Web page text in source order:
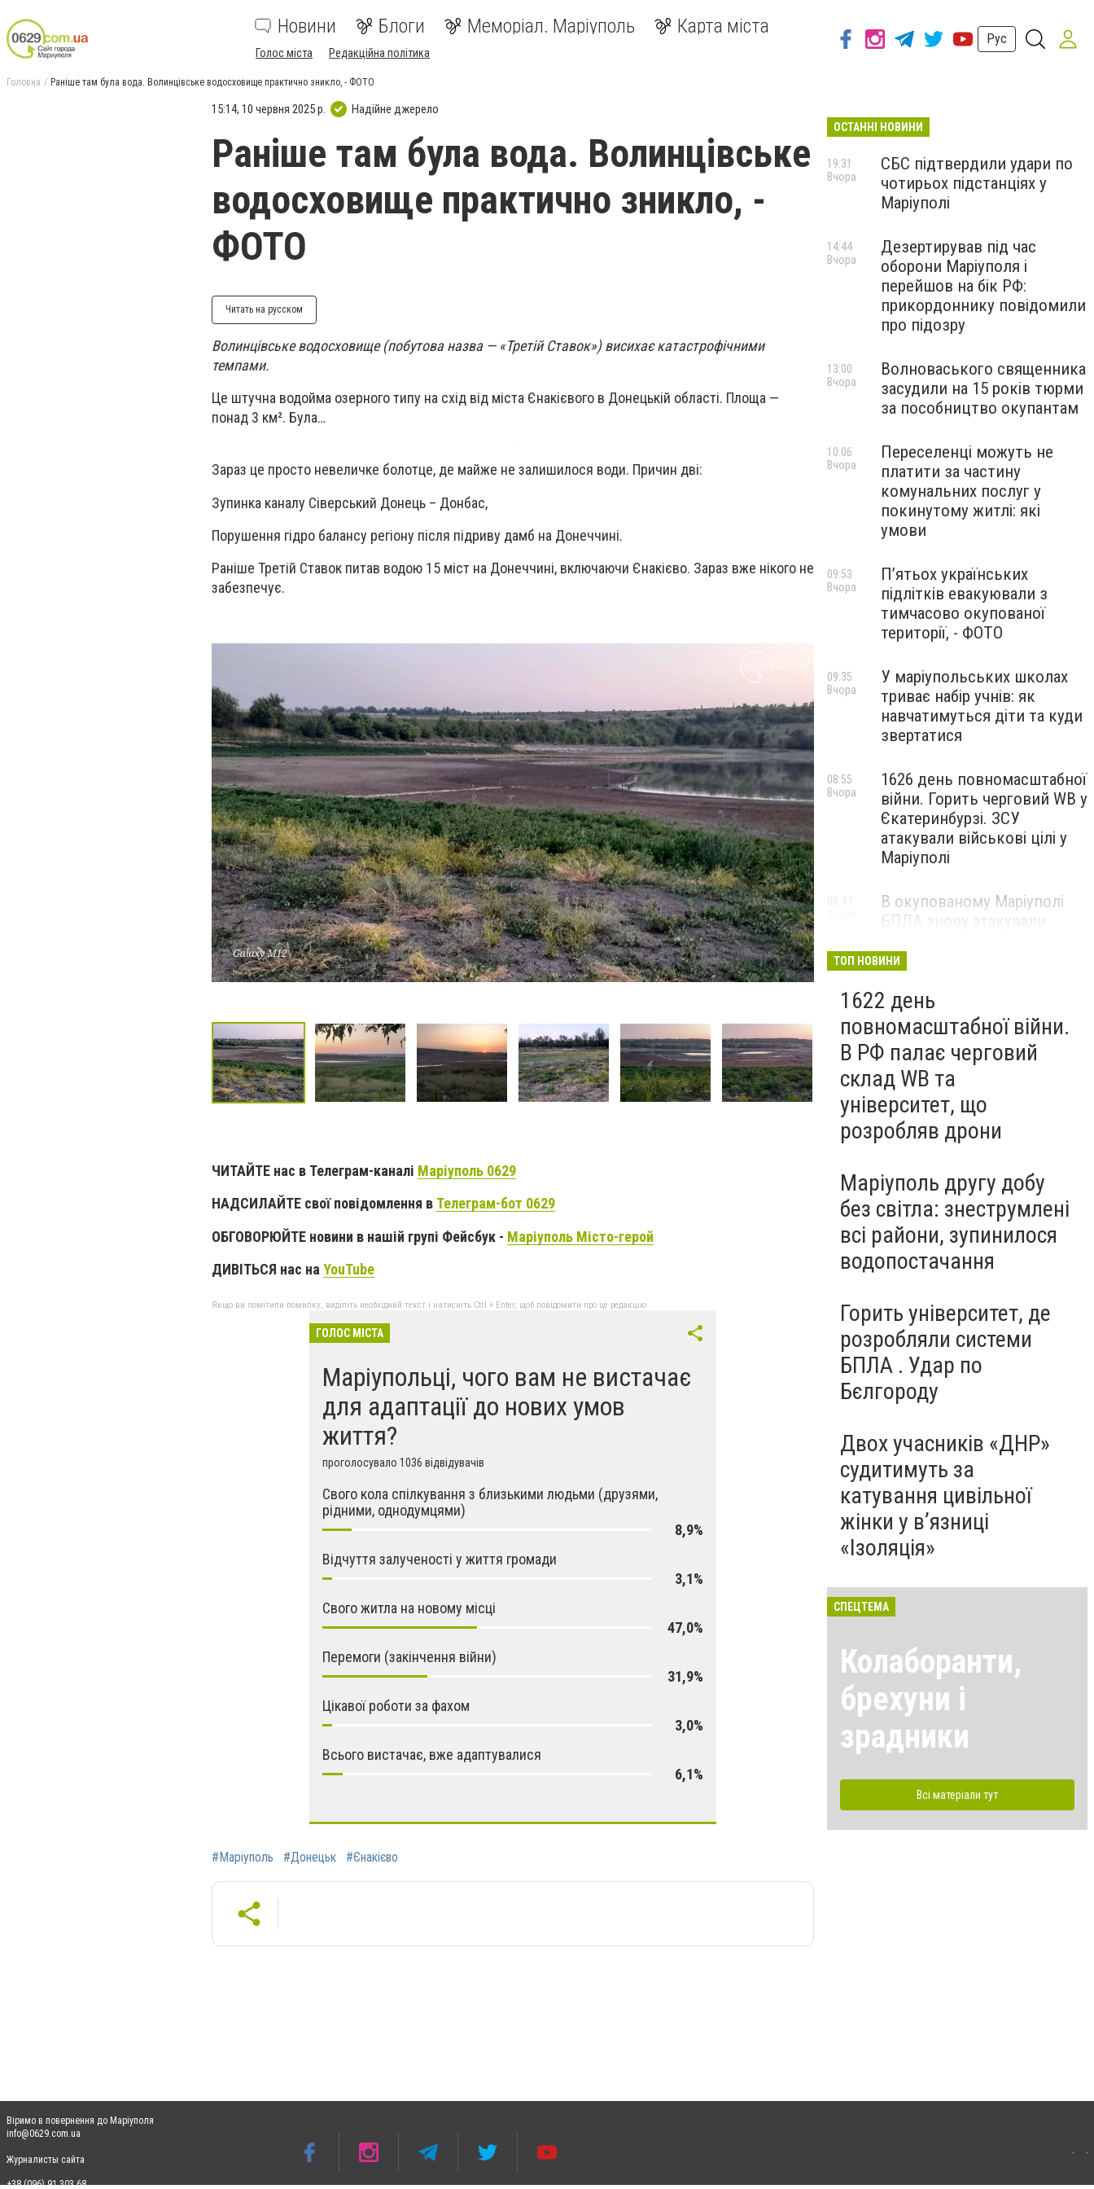
Новини Блоги Меморіал. Маріуполь Карта міста
Голос міста Редакційна політика
Рус
Головна Раніше там була вода. Волинцівське водосховище практично зникло, - ФОТО
15:14, 10 червня 2025 р. Надійне джерело
Раніше там була вода. Волинцівське
водосховище практично зникло, -
ФОТО
Читать на русском
Волинцівське водосховище (побутова назва — «Третій Ставок») висихає катастрофічними
темпами.
Це штучна водойма озерного типу на схід від міста Єнакієвого в Донецькій області. Площа —
понад 3 км². Була…
Зараз це просто невеличке болотце, де майже не залишилося води. Причин дві:
Зупинка каналу Сіверський Донець – Донбас,
Порушення гідро балансу регіону після підриву дамб на Донеччині.
Раніше Третій Ставок питав водою 15 міст на Донеччині, включаючи Єнакієво. Зараз вже нікого не
забезпечує.
ЧИТАЙТЕ нас в Телеграм-каналі Маріуполь 0629
НАДСИЛАЙТЕ свої повідомлення в Телеграм-бот 0629
ОБГОВОРЮЙТЕ новини в нашій групі Фейсбук - Маріуполь Місто-герой
ДИВІТЬСЯ нас на YouTube
Якщо ви помітили помилку, виділіть необхідний текст і натисніть Ctrl + Enter, щоб повідомити про це редакцію
ГОЛОС МІСТА
Маріупольці, чого вам не вистачає
для адаптації до нових умов
життя?
проголосувало 1036 відвідувачів
Свого кола спілкування з близькими людьми (друзями,
рідними, однодумцями)
8,9%
Відчуття залученості у життя громади
3,1%
Свого житла на новому місці
47,0%
Перемоги (закінчення війни)
31,9%
Цікавої роботи за фахом
3,0%
Всього вистачає, вже адаптувалися
6,1%
#Маріуполь #Донецьк #Єнакієво
ОСТАННІ НОВИНИ
СБС підтвердили удари по
чотирьох підстанціях у
Маріуполі
19:31
Вчора
Дезертирував під час
оборони Маріуполя і
перейшов на бік РФ:
прикордоннику повідомили
про підозру
14:44
Вчора
Волноваського священника
засудили на 15 років тюрми
за пособництво окупантам
13:00
Вчора
Переселенці можуть не
платити за частину
комунальних послуг у
покинутому житлі: які
умови
10:06
Вчора
П’ятьох українських
підлітків евакуювали з
тимчасово окупованої
території, - ФОТО
09:53
Вчора
У маріупольських школах
триває набір учнів: як
навчатимуться діти та куди
звертатися
09:35
Вчора
1626 день повномасштабної
війни. Горить черговий WB у
Єкатеринбурзі. ЗСУ
атакували військові цілі у
Маріуполі
08:55
Вчора
В окупованому Маріуполі
БПЛА знову атакували
— ВІДЕО
ТОП НОВИНИ
1622 день
повномасштабної війни.
В РФ палає черговий
склад WB та
університет, що
розробляв дрони
Маріуполь другу добу
без світла: знеструмлені
всі райони, зупинилося
водопостачання
Горить університет, де
розробляли системи
БПЛА . Удар по
Бєлгороду
Двох учасників «ДНР»
судитимуть за
катування цивільної
жінки у в’язниці
«Ізоляція»
СПЕЦТЕМА
Колаборанти,
брехуни і
зрадники
Всі матеріали тут
Віримо в повернення до Маріуполя
info@0629.com.ua
Журналисты сайта
+38 (096) 91 303 68